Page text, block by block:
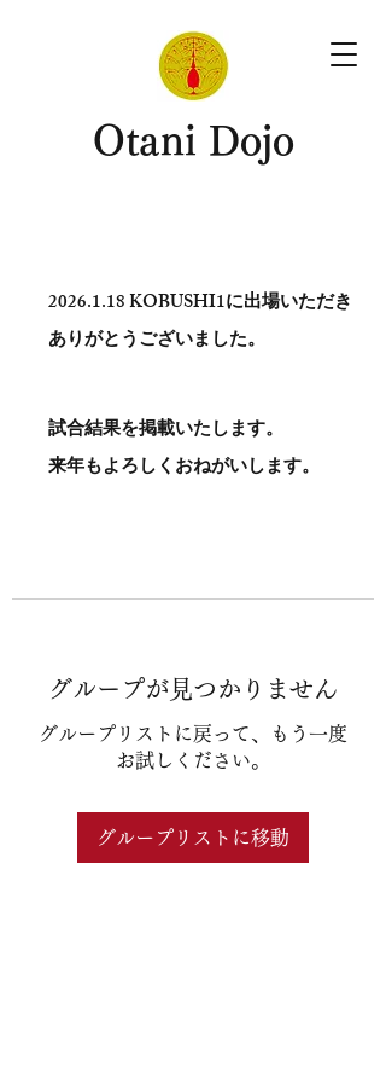
​Otani Dojo
2026.1.18KOBUSHI1に出場いただき
ありがとう​ございました。
試合結果を掲載いたします。
​来年もよろしくおねがいします。
グループが見つかりません
グループリストに戻って、もう一度
お試しください。
グループリストに移動